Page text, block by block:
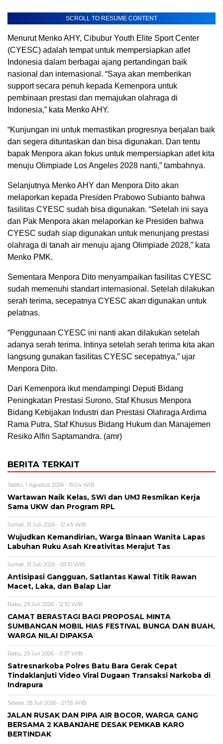
SCROLL TO RESUME CONTENT
Menurut Menko AHY, Cibubur Youth Elite Sport Center
(CYESC) adalah tempat untuk mempersiapkan atlet
Indonesia dalam berbagai ajang pertandingan baik
nasional dan internasional. “Saya akan memberikan
support secara penuh kepada Kemenpora untuk
pembinaan prestasi dan memajukan olahraga di
Indonesia,” kata Menko AHY.
“Kunjungan ini untuk memastikan progresnya berjalan baik
dan segera dituntaskan dan bisa digunakan. Dan tentu
bapak Menpora akan fokus untuk mempersiapkan atlet kita
menuju Olimpiade Los Angeles 2028 nanti,” tambahnya.
Selanjutnya Menko AHY dan Menpora Dito akan
melaporkan kepada Presiden Prabowo Subianto bahwa
fasilitas CYESC sudah bisa digunakan. “Setelah ini saya
dan Pak Menpora akan melaporkan ke Presiden bahwa
CYESC sudah siap digunakan untuk menunjang prestasi
olahraga di tanah air menuju ajang Olimpiade 2028,” kata
Menko PMK.
Sementara Menpora Dito menyampaikan fasilitas CYESC
sudah memenuhi standart internasional. Setelah dilakukan
serah terima, secepatnya CYESC akan digunakan untuk
pelatnas.
“Penggunaan CYESC ini nanti akan dilakukan setelah
adanya serah terima. Intinya setelah serah terima kita akan
langsung gunakan fasilitas CYESC secepatnya,” ujar
Menpora Dito.
Dari Kemenpora ikut mendampingi Deputi Bidang
Peningkatan Prestasi Surono, Staf Khusus Menpora
Bidang Kebijakan Industri dan Prestasi Olahraga Ardima
Rama Putra, Staf Khusus Bidang Hukum dan Manajemen
Resiko Alfin Saptamandra. (amr)
BERITA TERKAIT
Sabtu, 1 Agustus 2026 - 19:24 WIB
Wartawan Naik Kelas, SWI dan UMJ Resmikan Kerja
Sama UKW dan Program RPL
Jumat, 31 Juli 2026 - 12:45 WIB
Wujudkan Kemandirian, Warga Binaan Wanita Lapas
Labuhan Ruku Asah Kreativitas Merajut Tas
Jumat, 31 Juli 2026 - 05:10 WIB
Antisipasi Gangguan, Satlantas Kawal Titik Rawan
Macet, Laka, dan Balap Liar
Rabu, 29 Juli 2026 - 12:10 WIB
CAMAT BERASTAGI BAGI PROPOSAL MINTA
SUMBANGAN MOBIL HIAS FESTIVAL BUNGA DAN BUAH,
WARGA NILAI DIPAKSA
Rabu, 29 Juli 2026 - 11:37 WIB
Satresnarkoba Polres Batu Bara Gerak Cepat
Tindaklanjuti Video Viral Dugaan Transaksi Narkoba di
Indrapura
Selasa, 28 Juli 2026 - 21:55 WIB
JALAN RUSAK DAN PIPA AIR BOCOR, WARGA GANG
BERSAMA 2 KABANJAHE DESAK PEMKAB KARO
BERTINDAK